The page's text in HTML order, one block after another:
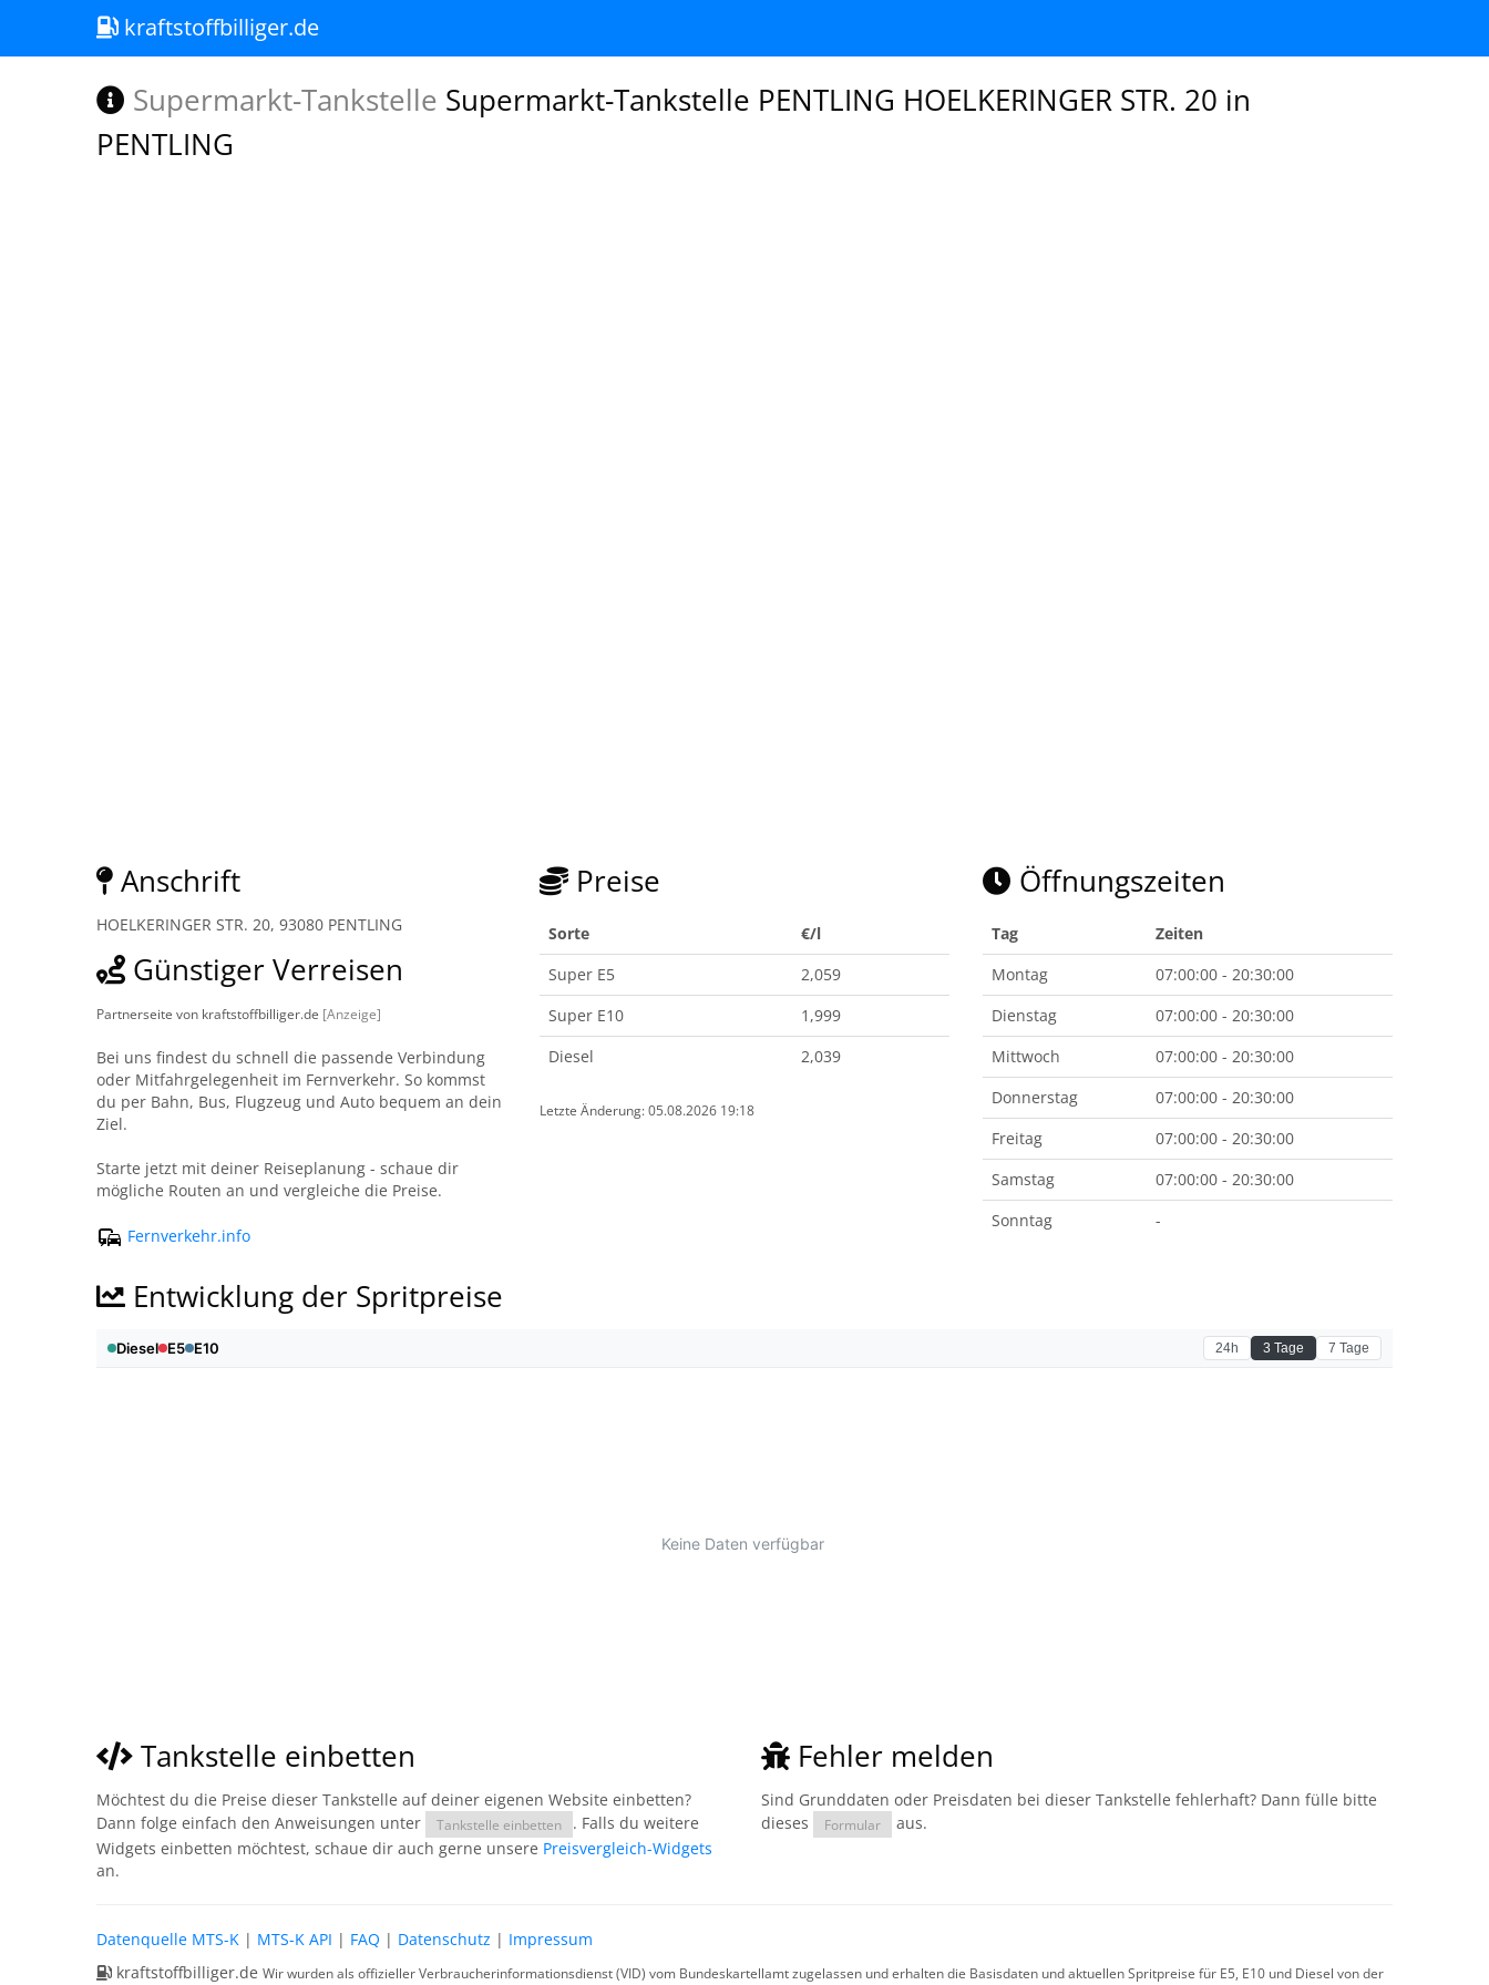
kraftstoffbilliger.de
Supermarkt-Tankstelle Supermarkt-Tankstelle PENTLING HOELKERINGER STR. 20 in
PENTLING
Anschrift
HOELKERINGER STR. 20, 93080 PENTLING
Günstiger Verreisen
Partnerseite von kraftstoffbilliger.de [Anzeige]
Bei uns findest du schnell die passende Verbindung
oder Mitfahrgelegenheit im Fernverkehr. So kommst
du per Bahn, Bus, Flugzeug und Auto bequem an dein
Ziel.
Starte jetzt mit deiner Reiseplanung - schaue dir
mögliche Routen an und vergleiche die Preise.
Fernverkehr.info
Preise
Sorte
€/l
Super E5
2,059
Super E10
1,999
Diesel
2,039
Letzte Änderung: 05.08.2026 19:18
Öffnungszeiten
Tag
Zeiten
Montag
07:00:00 - 20:30:00
Dienstag
07:00:00 - 20:30:00
Mittwoch
07:00:00 - 20:30:00
Donnerstag
07:00:00 - 20:30:00
Freitag
07:00:00 - 20:30:00
Samstag
07:00:00 - 20:30:00
Sonntag
-
Entwicklung der Spritpreise
Tankstelle einbetten
Möchtest du die Preise dieser Tankstelle auf deiner eigenen Website einbetten?
Dann folge einfach den Anweisungen unter
Tankstelle einbetten
. Falls du weitere
Widgets einbetten möchtest, schaue dir auch gerne unsere Preisvergleich-Widgets
an.
Fehler melden
Sind Grunddaten oder Preisdaten bei dieser Tankstelle fehlerhaft? Dann fülle bitte
dieses
Formular aus.
Datenquelle MTS-K | MTS-K API | FAQ | Datenschutz | Impressum
kraftstoffbilliger.de Wir wurden als offizieller Verbraucherinformationsdienst (VID) vom Bundeskartellamt zugelassen und erhalten die Basisdaten und aktuellen Spritpreise für E5, E10 und Diesel von der